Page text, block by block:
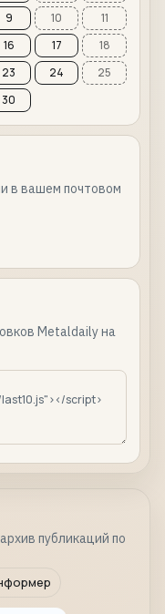
9 10
11
16 17
18
23 24
25
30
в вашем почтовом
Metaldaily на
публикаций по